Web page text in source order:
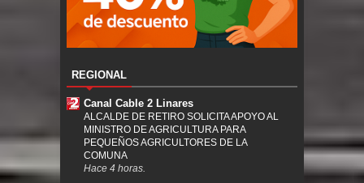
REGIONAL
Canal Cable 2 Linares
ALCALDE DE RETIRO SOLICITA APOYO AL
MINISTRO DE AGRICULTURA PARA
PEQUEÑOS AGRICULTORES DE LA
COMUNA
Hace 4 horas.